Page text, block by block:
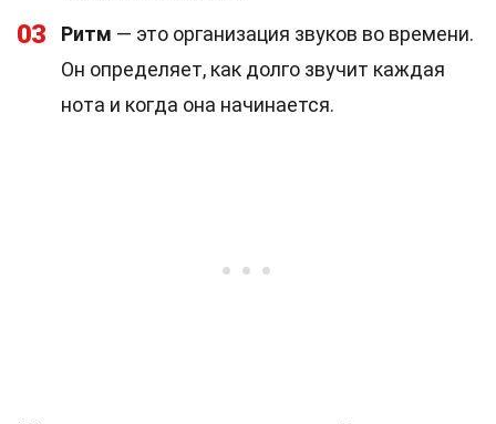
03 Ритм — это организация звуков во времени.
Он определяет, как долго звучит каждая
нота и когда она начинается.